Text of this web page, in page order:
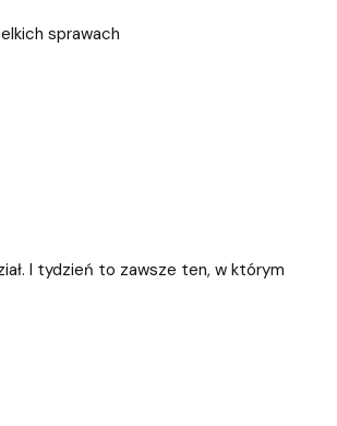
sprawach
I tydzień to zawsze ten, w którym